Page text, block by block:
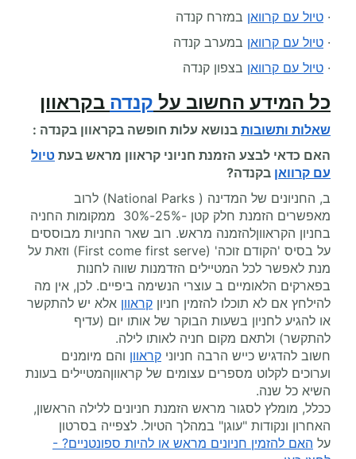
· טיול עם קרוואן במזרח קנדה
· טיול עם קרוואן במערב קנדה
· טיול עם קרוואן בצפון קנדה
כל המידע החשוב על קנדה בקראוון
שאלות ותשובות בנושא עלות חופשה בקראוון בקנדה :
האם כדאי לבצע הזמנת חניוני קראוון מראש בעת טיול
עם קרוואן בקנדה?
ב, החניונים של המדינה ( National Parks) לרוב
מאפשרים הזמנת חלק קטן -25%-30% ממקומות החניה
בחניון הקראווןלהזמנה מראש. רוב שאר החניות מבוססים
על בסיס 'הקודם זוכה' (First come first serve) וזאת על
מנת לאפשר לכל המטיילים הזדמנות שווה לחנות
בפארקים הלאומיים ב עוצרי הנשימה ביפיים. לכן, אין מה
להילחץ אם לא תוכלו להזמין חניון קראוון אלא יש להתקשר
או להגיע לחניון בשעות הבוקר של אותו יום (עדיף
להתקשר) ולתאם מקום חניה לאותו לילה.
חשוב להדגיש כייש הרבה חניוני קראוון והם מיומנים
וערוכים לקלוט מספרים עצומים של קראווןהמטיילים בעונת
השיא כל שנה.
ככלל, מומלץ לסגור מראש הזמנת חניונים ללילה הראשון,
האחרון ונקודות "עוגן" במהלך הטיול. לצפייה בסרטון
על האם להזמין חניונים מראש או להיות ספונטניים? -